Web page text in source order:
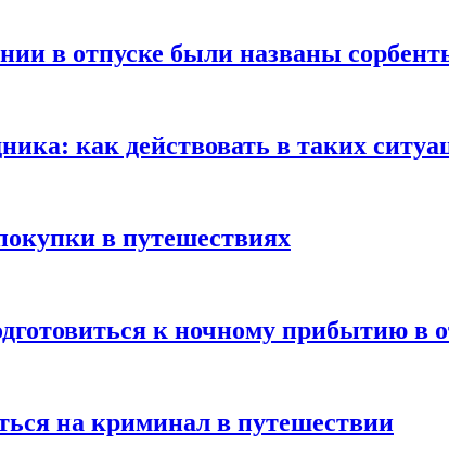
в отпуске были названы
как действовать в таких
в путешествиях
к ночному прибытию в
на криминал в путешествии